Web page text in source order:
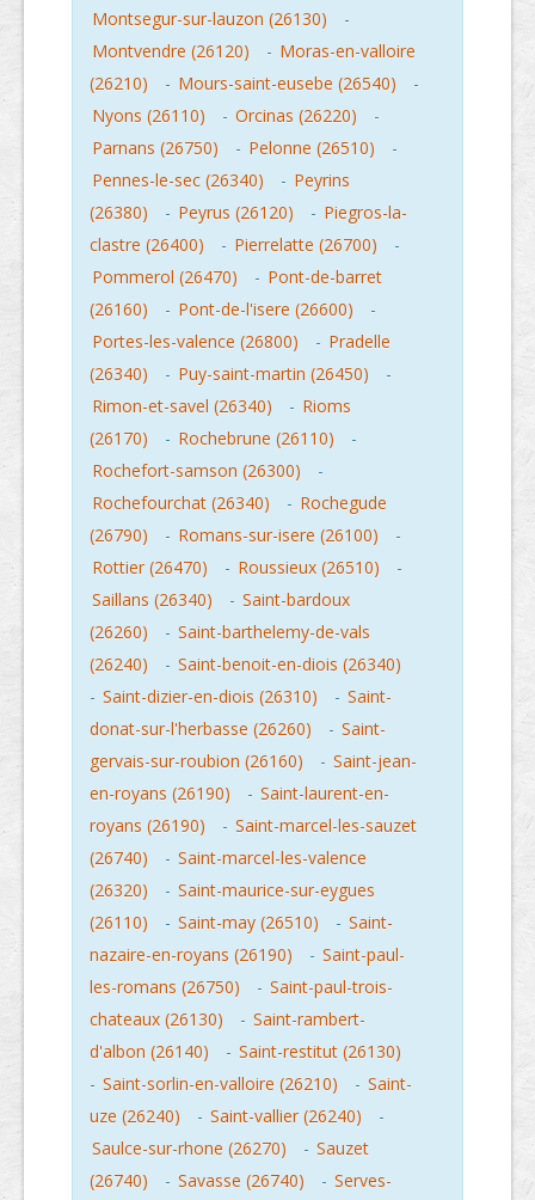
Montsegur-sur-lauzon (26130)
-
Montvendre (26120)
- Moras-en-valloire
(26210)
- Mours-saint-eusebe (26540)
-
Nyons (26110)
- Orcinas (26220)
-
Parnans (26750)
- Pelonne (26510)
-
Pennes-le-sec (26340)
- Peyrins
(26380)
- Peyrus (26120) - Piegros-la-
clastre (26400)
- Pierrelatte (26700)
-
Pommerol (26470)
- Pont-de-barret
(26160)
- Pont-de-l'isere (26600)
-
Portes-les-valence (26800)
- Pradelle
(26340)
- Puy-saint-martin (26450)
-
Rimon-et-savel (26340)
- Rioms
(26170)
- Rochebrune (26110)
-
Rochefort-samson (26300)
-
Rochefourchat (26340)
- Rochegude
(26790)
- Romans-sur-isere (26100)
-
Rottier (26470)
- Roussieux (26510)
-
Saillans (26340)
- Saint-bardoux
(26260)
- Saint-barthelemy-de-vals
(26240)
- Saint-benoit-en-diois (26340)
- Saint-dizier-en-diois (26310) - Saint-
donat-sur-l'herbasse (26260)
- Saint-
gervais-sur-roubion (26160)
- Saint-jean-
en-royans (26190)
- Saint-laurent-en-
royans (26190)
- Saint-marcel-les-sauzet
(26740)
- Saint-marcel-les-valence
(26320)
- Saint-maurice-sur-eygues
(26110)
- Saint-may (26510) - Saint-
nazaire-en-royans (26190)
- Saint-paul-
les-romans (26750)
- Saint-paul-trois-
chateaux (26130)
- Saint-rambert-
d'albon (26140)
- Saint-restitut (26130)
- Saint-sorlin-en-valloire (26210) - Saint-
uze (26240)
- Saint-vallier (26240)
-
Saulce-sur-rhone (26270)
- Sauzet
(26740)
- Savasse (26740) - Serves-